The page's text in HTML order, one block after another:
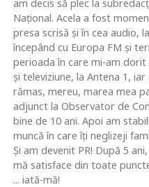
am decis să plec la
Naţional. Acela a fost
presa scrisă şi în cea audio,
începând cu Europa FM şi
perioada în care mi-am
şi televiziune, la Antena 1,
rămas, mereu, marea mea
adjunct la Observator de
bine de 10 ani. Apoi am
muncă în care îţi neglizeji
Şi am devenit PR! După 5
mă satisface din toate
... iată-mă!